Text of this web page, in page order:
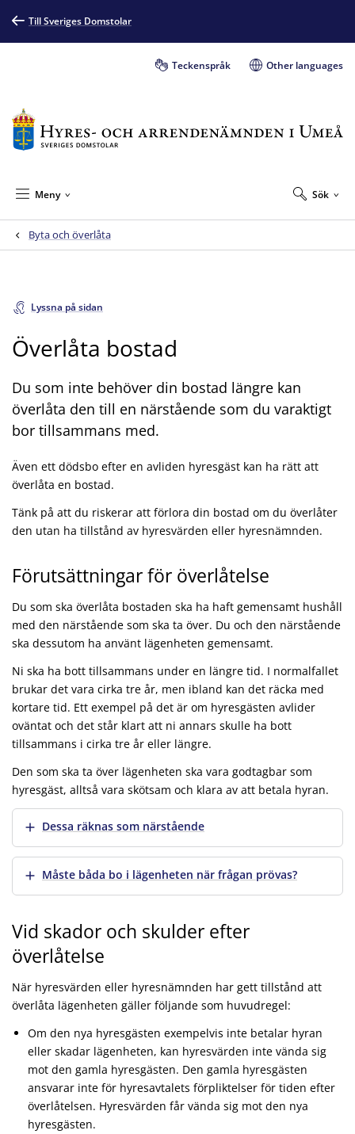
Till Sveriges Domstolar
Teckenspråk Other languages
Sök
Meny
Byta och överlåta
Lyssna på sidan
Överlåta bostad
Du som inte behöver din bostad längre kan
överlåta den till en närstående som du varaktigt
bor tillsammans med.
Även ett dödsbo efter en avliden hyresgäst kan ha rätt att
överlåta en bostad.
Tänk på att du riskerar att förlora din bostad om du överlåter
den utan ha tillstånd av hyresvärden eller hyresnämnden.
Förutsättningar för överlåtelse
Du som ska överlåta bostaden ska ha haft gemensamt hushåll
med den närstående som ska ta över. Du och den närstående
ska dessutom ha använt lägenheten gemensamt.
Ni ska ha bott tillsammans under en längre tid. I normalfallet
brukar det vara cirka tre år, men ibland kan det räcka med
kortare tid. Ett exempel på det är om hyresgästen avlider
oväntat och det står klart att ni annars skulle ha bott
tillsammans i cirka tre år eller längre.
Den som ska ta över lägenheten ska vara godtagbar som
hyresgäst, alltså vara skötsam och klara av att betala hyran.
Visa merDessa räknas som närstående
Visa merMåste båda bo i lägenheten när frågan prövas?
Vid skador och skulder efter
överlåtelse
När hyresvärden eller hyresnämnden har gett tillstånd att
överlåta lägenheten gäller följande som huvudregel:
Om den nya hyresgästen exempelvis inte betalar hyran
eller skadar lägenheten, kan hyresvärden inte vända sig
mot den gamla hyresgästen. Den gamla hyresgästen
ansvarar inte för hyresavtalets förpliktelser för tiden efter
överlåtelsen. Hyresvärden får vända sig mot den nya
hyresgästen.